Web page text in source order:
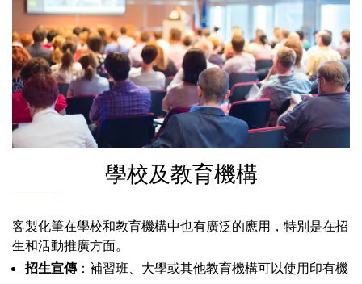
學校及教育機構
客製化筆在學校和教育機構中也有廣泛的應用，特別是在招
生和活動推廣方面。
招生宣傳：補習班、大學或其他教育機構可以使用印有機